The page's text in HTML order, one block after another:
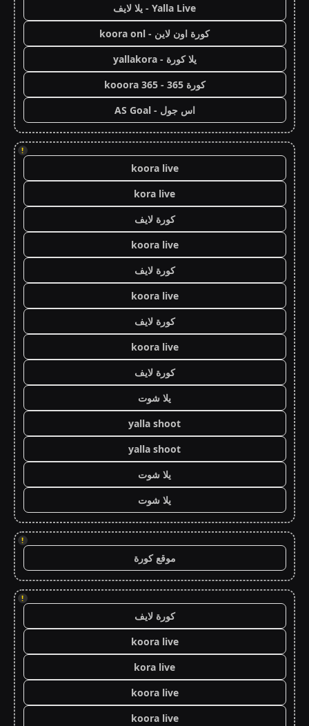
Yalla Live - يلا لايف
كورة اون لاين - koora onl
يلا كورة - yallakora
كورة 365 - kooora 365
اس جول - AS Goal
!
koora live
kora live
كورة لايف
koora live
كورة لايف
koora live
كورة لايف
koora live
كورة لايف
يلا شوت
yalla shoot
yalla shoot
يلا شوت
يلا شوت
!
موقع كورة
!
كورة لايف
koora live
kora live
koora live
koora live